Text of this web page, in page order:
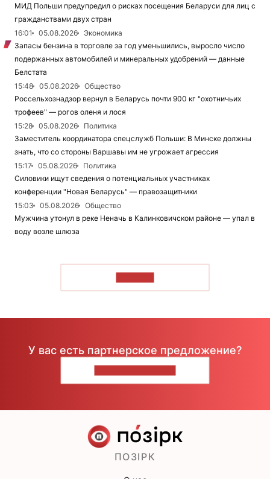
МИД Польши предупредил о рисках посещения Беларуси для лиц с
гражданствами двух стран
16:01
05.08.2026
Экономика
Запасы бензина в торговле за год уменьшились, выросло число
подержанных автомобилей и минеральных удобрений — данные
Белстата
15:48
05.08.2026
Общество
Россельхознадзор вернул в Беларусь почти 900 кг "охотничьих
трофеев" — рогов оленя и лося
15:28
05.08.2026
Политика
Заместитель координатора спецслужб Польши: В Минске должны
знать, что со стороны Варшавы им не угрожает агрессия
15:17
05.08.2026
Политика
Силовики ищут сведения о потенциальных участниках
конференции "Новая Беларусь" — правозащитники
15:03
05.08.2026
Общество
Мужчина утонул в реке Неначь в Калинковичском районе — упал в
воду возле шлюза
У вас есть партнерское предложение?
ПОЗІРК